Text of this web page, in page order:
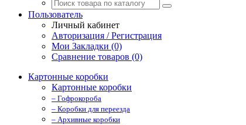
Пользователь
Личный кабинет
Авторизация / Регистрация
Мои Закладки (0)
Сравнение товаров (0)
Картонные коробки
Картонные коробки
– Гофрокороба
– Коробки для переезда
– Архивные коробки